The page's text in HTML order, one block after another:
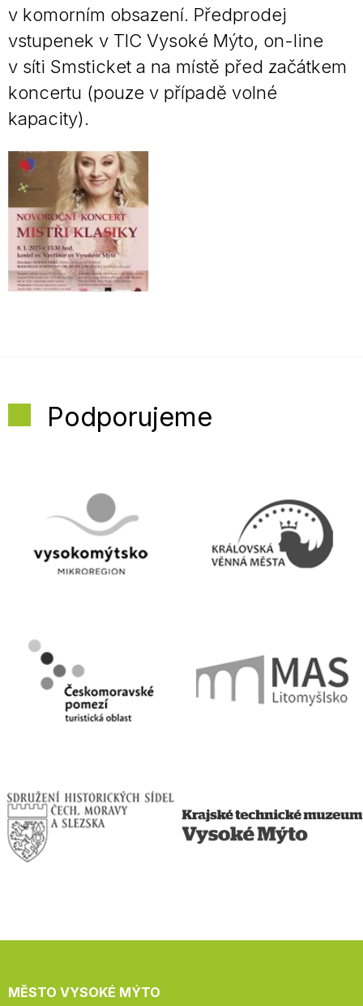
v komorním obsazení. Předprodej
vstupenek v TIC Vysoké Mýto, on-line
v síti Smsticket a na místě před začátkem
koncertu (pouze v případě volné
kapacity).
Podporujeme
MĚSTO VYSOKÉ MÝTO